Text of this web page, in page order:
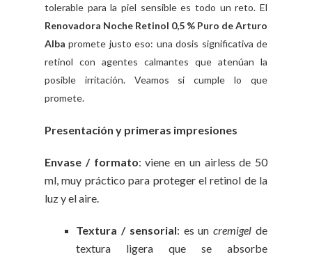
tolerable para la piel sensible es todo un reto. El
Renovadora Noche Retinol 0,5 % Puro de Arturo
Alba promete justo eso: una dosis significativa de
retinol con agentes calmantes que atenúan la
posible irritación. Veamos si cumple lo que
promete.
Presentación y primeras impresiones
Envase / formato: viene en un airless de 50
ml, muy práctico para proteger el retinol de la
luz y el aire.
Textura / sensorial: es uncremigel de
textura ligera que se absorbe